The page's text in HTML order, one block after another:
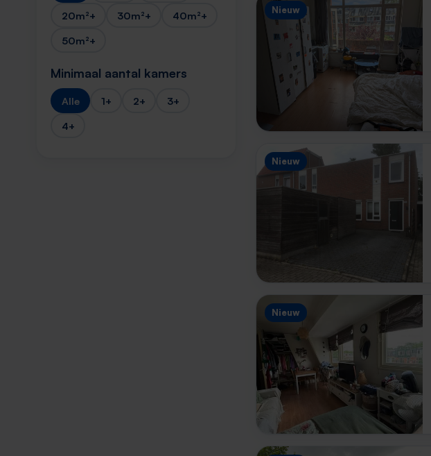
20m²+
30m²+
40m²+
50m²+
Minimaal aantal kamers
Alle 1+ 2+
3+
4+
Nieuw
Nieuw
Nieuw